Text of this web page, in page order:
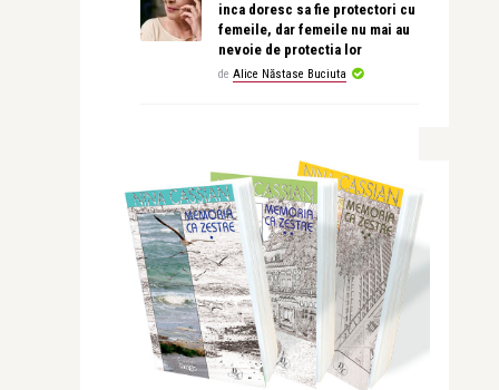
inca doresc sa fie protectori cu
femeile, dar femeile nu mai au
nevoie de protectia lor
de Alice Năstase Buciuta